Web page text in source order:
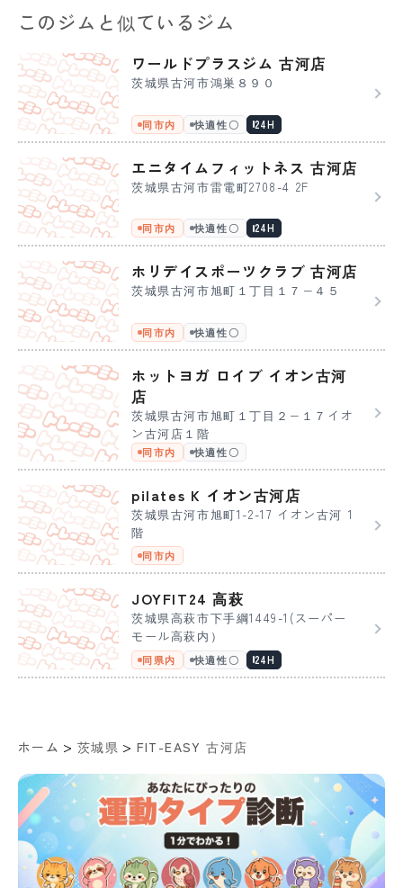
このジムと似ているジム
ワールドプラスジム 古河店
茨城県古河市鴻巣８９０
同市内 快適性〇 24H
エニタイムフィットネス 古河店
茨城県古河市雷電町2708-4 2F
同市内 快適性〇 24H
ホリデイスポーツクラブ 古河店
茨城県古河市旭町１丁目１７−４５
同市内 快適性〇
ホットヨガ ロイブ イオン古河
店
茨城県古河市旭町１丁目２−１７イオ
ン古河店１階
同市内 快適性〇
pilates K イオン古河店
茨城県古河市旭町1-2-17 イオン古河 1
階
同市内
JOYFIT24 高萩
茨城県高萩市下手綱1449-1(スーパー
モール高萩内）
同県内 快適性〇 24H
ホーム > 茨城県 > FIT-EASY 古河店